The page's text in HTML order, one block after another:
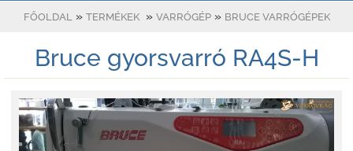
FŐOLDAL » TERMÉKEK » VARRÓGÉP» BRUCE VARRÓGÉPEK
Bruce gyorsvarró RA4S-H